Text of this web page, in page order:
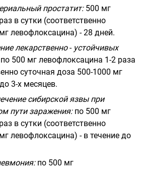
простатит:500 мг
в сутки (соответственно
левофлоксацина) - 28 дней.
лекарственно- устойчивых
500 мг левофлоксацина 1-2 раза
суточная доза 500-1000 мг
3-х месяцев.
сибирской язвы при
пути заражения: по 500 мг
в сутки (соответственно
левофлоксацина) - в течение до
по 500 мг